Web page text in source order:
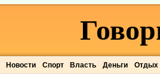
Новости Спорт Власть Деньги Отдых